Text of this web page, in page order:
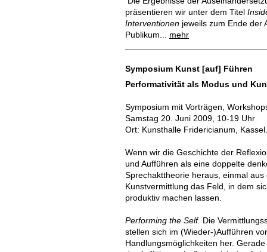
präsentieren wir unter dem Titel
Interventionen jeweils zum Ende der
Publikum... mehr
Symposium Kunst [auf] Führen
Performativität als Modus und
Symposium mit Vorträgen,
Samstag 20. Juni 2009, 10-19 Uhr
Ort: Kunsthalle Fridericianum, Kassel.
Wenn wir die Geschichte der
und Aufführen als eine doppelte
Sprechakttheorie heraus, einmal
Kunstvermittlung das Feld, in dem
produktiv machen lassen.
Performing the Self. Die
stellen sich im (Wieder-)Aufführen
Handlungsmöglichkeiten her.